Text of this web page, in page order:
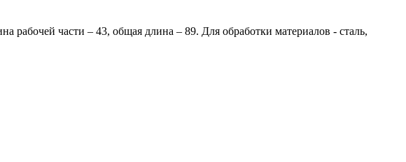
части – 43, общая длина – 89. Для обработки материалов - сталь,